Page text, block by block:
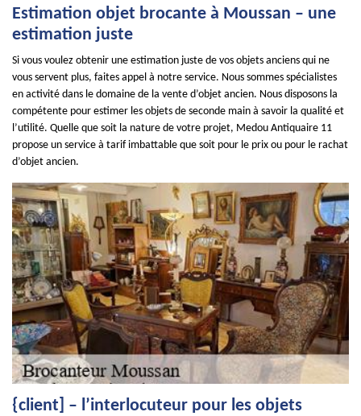
Estimation objet brocante à Moussan – une
estimation juste
Si vous voulez obtenir une estimation juste de vos objets anciens qui ne
vous servent plus, faites appel à notre service. Nous sommes spécialistes
en activité dans le domaine de la vente d’objet ancien. Nous disposons la
compétente pour estimer les objets de seconde main à savoir la qualité et
l’utilité. Quelle que soit la nature de votre projet, Medou Antiquaire 11
propose un service à tarif imbattable que soit pour le prix ou pour le rachat
d’objet ancien.
{client] – l’interlocuteur pour les objets